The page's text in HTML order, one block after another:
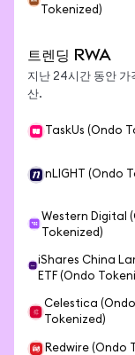
Tokenized)
트렌딩 RWA
지난 24시간 동안 가
산.
TaskUs (Ondo
nLIGHT (Ondo
Western Digital
Tokenized)
iShares China
ETF (Ondo
Celestica (Ondo
Tokenized)
Redwire (Ondo